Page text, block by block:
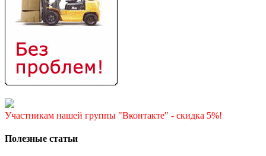
Участникам нашей группы "Вконтакте" - скидка 5%!
Полезные статьи